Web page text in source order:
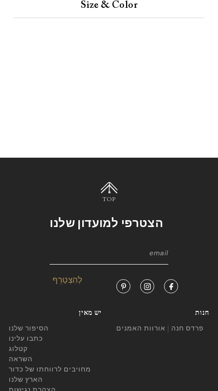
Size & Color
TOP
הצטרפי למועדון שלנו
חנות
פרדס חנה | אורוות האמנים
יש מאין
הסיפור שלנו
כתבו עלינו
קטלוג
השראה
מחויבים לרווחתו של כדור
הארץ שלנו